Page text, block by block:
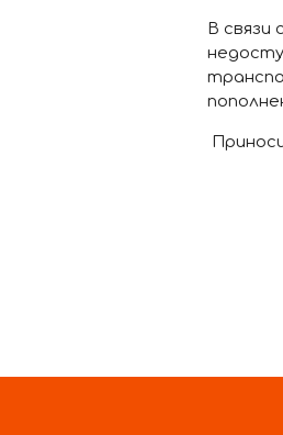
В связи